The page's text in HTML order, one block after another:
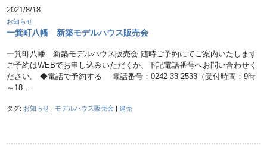
2021/8/18
お知らせ
一箕町八幡 新築モデルハウス販売会
一箕町八幡 新築モデルハウス販売会 随時ご予約にてご案内いたします
ご予約はWEBでお申し込みいただくか、下記電話番号へお問い合わせく
ださい。 ◆電話で予約する 電話番号：0242-33-2533（受付時間：9時
～18 …
タグ: お知らせ |モデルハウス販売会 |建売